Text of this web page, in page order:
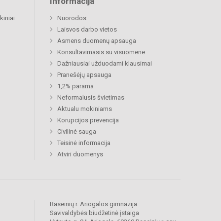
Nuorodos
Laisvos darbo vietos
Asmens duomenų apsauga
Konsultavimasis su visuomene
Dažniausiai užduodami klausimai
Pranešėjų apsauga
1,2% parama
Neformalusis švietimas
Aktualu mokiniams
Korupcijos prevencija
Civilinė sauga
Teisinė informacija
Atviri duomenys
Raseinių r. Ariogalos gimnazija
Savivaldybės biudžetinė įstaiga